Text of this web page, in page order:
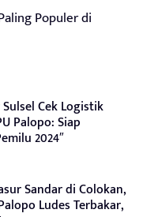
Populer di
Cek Logistik
Palopo: Siap
2024″
Sandar di Colokan,
Ludes Terbakar,